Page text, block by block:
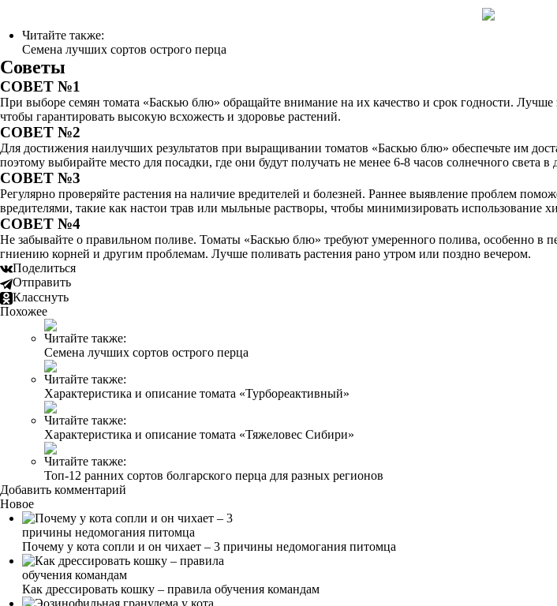
Читайте также:
Семена лучших сортов острого перца
Советы
СОВЕТ №1
При выборе семян томата «Баскью блю» обращайте внимание на их качество и срок годности.
чтобы гарантировать высокую всхожесть и здоровье растений.
СОВЕТ №2
Для достижения наилучших результатов при выращивании томатов «Баскью блю» обеспечьте им
поэтому выбирайте место для посадки, где они будут получать не менее 6-8 часов солнечного света в
СОВЕТ №3
Регулярно проверяйте растения на наличие вредителей и болезней. Раннее выявление проблем
вредителями, такие как настои трав или мыльные растворы, чтобы минимизировать использование
СОВЕТ №4
Не забывайте о правильном поливе. Томаты «Баскью блю» требуют умеренного полива, особенно в
гниению корней и другим проблемам. Лучше поливать растения рано утром или поздно вечером.
Поделиться
Отправить
Класснуть
Похожее
Читайте также:
Семена лучших сортов острого перца
Читайте также:
Характеристика и описание томата «Турбореактивный»
Читайте также:
Характеристика и описание томата «Тяжеловес Сибири»
Читайте также:
Топ-12 ранних сортов болгарского перца для разных регионов
Добавить комментарий
Новое
Почему у кота сопли и он чихает – 3 причины недомогания питомца
Как дрессировать кошку – правила обучения командам